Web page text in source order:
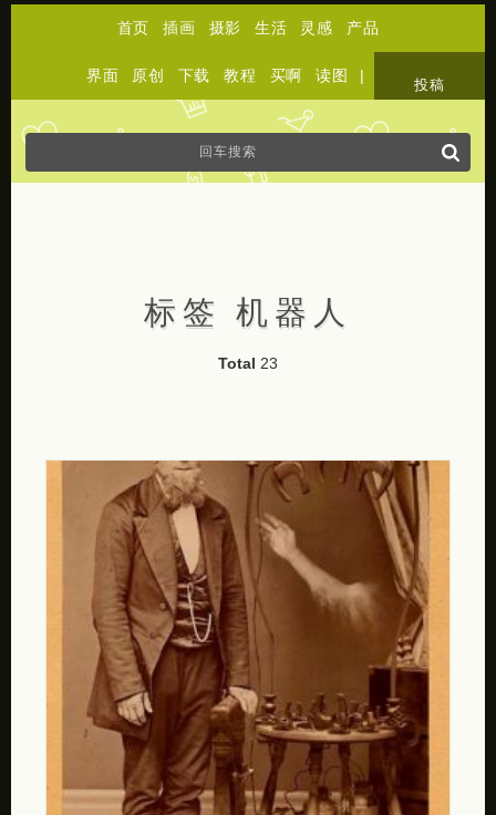
首页 插画 摄影 生活 灵感 产品
界面 原创 下载 教程 买啊 读图 |
投稿
标签 机器人
Total 23